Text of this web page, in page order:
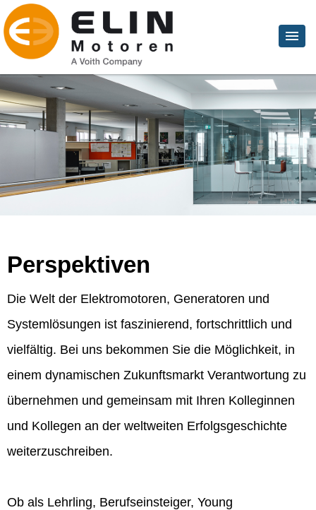
Perspektiven
Die Welt der Elektromotoren, Generatoren und
Systemlösungen ist faszinierend, fortschrittlich und
vielfältig. Bei uns bekommen Sie die Möglichkeit, in
einem dynamischen Zukunftsmarkt Verantwortung zu
übernehmen und gemeinsam mit Ihren Kolleginnen
und Kollegen an der weltweiten Erfolgsgeschichte
weiterzuschreiben.
Ob als Lehrling, Berufseinsteiger, Young